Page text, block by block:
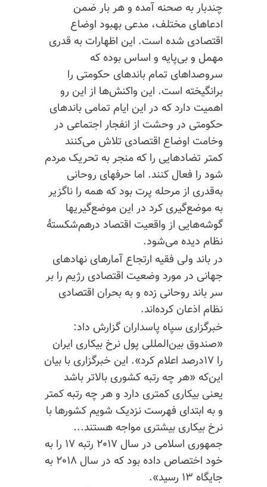
چندبار به صحنه آمده و هر بار ضمن
ادعاهای مختلف، مدعی بهبود اوضاع
اقتصادی شده است. این اظهارات به قدری
مهمل و بی‌پایه و اساس بوده که
سروصداهای تمام باندهای حکومتی را
برانگیخته است. این واکنش‌ها از این رو
اهمیت دارد که در این ایام تمامی باندهای
حکومتی در وحشت از انفجار اجتماعی در
وخامت اوضاع اقتصادی تلاش می‌کنند
کمتر تضادهایی را که منجر به تحریک مردم
شود را فعال کنند. اما حرفهای روحانی
به‌قدری از مرحله پرت بود که همه را ناگزیر
به موضع‌گیری کرد در این موضع‌گیریها
گوشه‌هایی از واقعیت اقتصاد درهم‌شکستهٔ
نظام دیده می‌شود.
در باند ولی‌ فقیه ارتجاع آمارهای نهادهای
جهانی در مورد وضعیت اقتصادی رژیم را بر
سر باند روحانی زده و به بحران اقتصادی
نظام اذعان کرده‌اند.
خبرگزاری سپاه پاسداران گزارش داد:
«صندوق بین‌المللی پول نرخ بیکاری ایران
را ۱۷درصد اعلام کرد». این خبرگزاری با بیان
این‌که «هر چه رتبه کشوری بالاتر باشد
یعنی بیکاری کمتری دارد و هر چه رتبه کمتر
و به ابتدای فهرست نزدیک شویم کشورها با
نرخ بیکاری بیشتری مواجه هستند...
جمهوری اسلامی در سال ۲۰۱۷ رتبه ۱۷ را به
خود اختصاص داده بود که در سال ۲۰۱۸ به
جایگاه ۱۳ رسید».